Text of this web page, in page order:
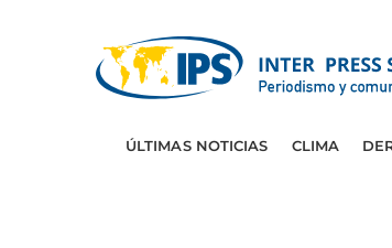
ÚLTIMAS NOTICIAS CLIMA